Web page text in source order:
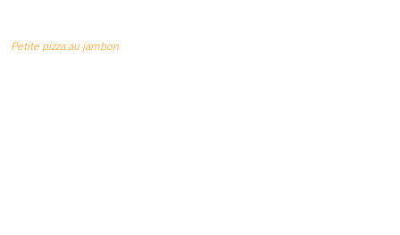
Petite pizza au jambon